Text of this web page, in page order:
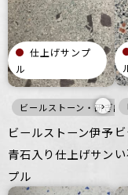
仕上げサンプ
ル
ビールストーン・研ぎ出
›
ビールストーン伊予
青石入り仕上げサン
プル